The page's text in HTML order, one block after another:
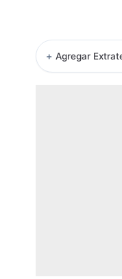
+ Agregar